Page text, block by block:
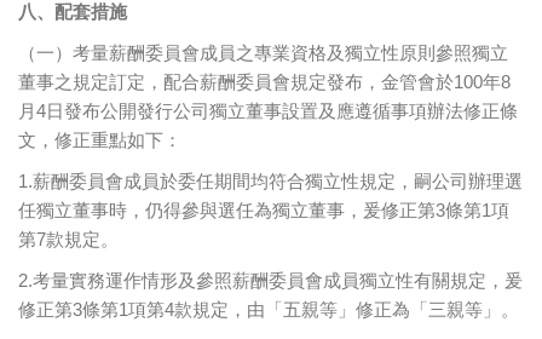
八、配套措施
（一）考量薪酬委員會成員之專業資格及獨立性原則參照獨立
董事之規定訂定，配合薪酬委員會規定發布，金管會於100年8
月4日發布公開發行公司獨立董事設置及應遵循事項辦法修正條
文，修正重點如下：
1.薪酬委員會成員於委任期間均符合獨立性規定，嗣公司辦理選
任獨立董事時，仍得參與選任為獨立董事，爰修正第3條第1項
第7款規定。
2.考量實務運作情形及參照薪酬委員會成員獨立性有關規定，爰
修正第3條第1項第4款規定，由「五親等」修正為「三親等」。